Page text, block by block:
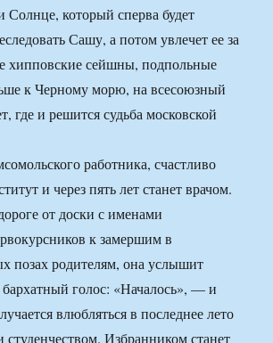
Солнце, который сперва будет
Сашу, а потом увлечет ее за
хипповские сейшны, подпольные
к Черному морю, на всесоюзный
где и решится судьба московской
работника, счастливо
и через пять лет станет врачом.
от доски с именами
к замершим в
позах родителям, она услышит
голос: «Началось», — и
влюбляться в последнее лето
Избранником станет